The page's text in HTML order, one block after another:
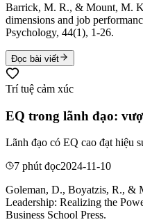
Barrick, M. R., & Mount, M.
dimensions and job
Psychology, 44(1), 1-26.
Đọc bài viết
Trí tuệ cảm xúc
EQ trong lãnh đạo:
Lãnh đạo có EQ cao đạt hiệu
7 phút đọc2024-11-10
Goleman, D., Boyatzis, R., &
Leadership: Realizing the
Business School Press.